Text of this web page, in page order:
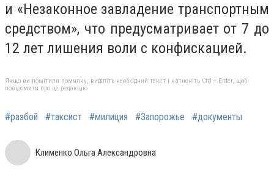
и «Незаконное завладение транспортным
средством», что предусматривает от 7 до
12 лет лишения воли с конфискацией.
Якщо ви помітили помилку, виділіть необхідний текст і натисніть Ctrl + Enter, щоб
повідомити про це редакцію
#разбой #таксист #милиция #Запорожье #документы
Клименко Ольга Александровна